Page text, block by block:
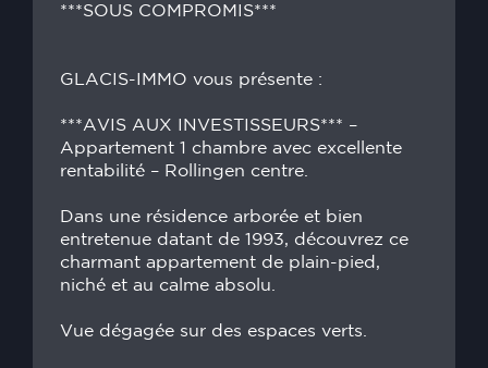
***SOUS COMPROMIS***
GLACIS-IMMO vous présente :
***AVIS AUX INVESTISSEURS*** –
Appartement 1 chambre avec excellente
rentabilité – Rollingen centre.
Dans une résidence arborée et bien
entretenue datant de 1993, découvrez ce
charmant appartement de plain-pied,
niché et au calme absolu.
Vue dégagée sur des espaces verts.